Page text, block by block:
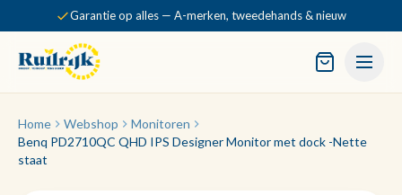
Garantie op alles — A-merken, tweedehands & nieuw
Home Webshop
Monitoren
Benq PD2710QC QHD IPS Designer Monitor met dock -Nette
staat